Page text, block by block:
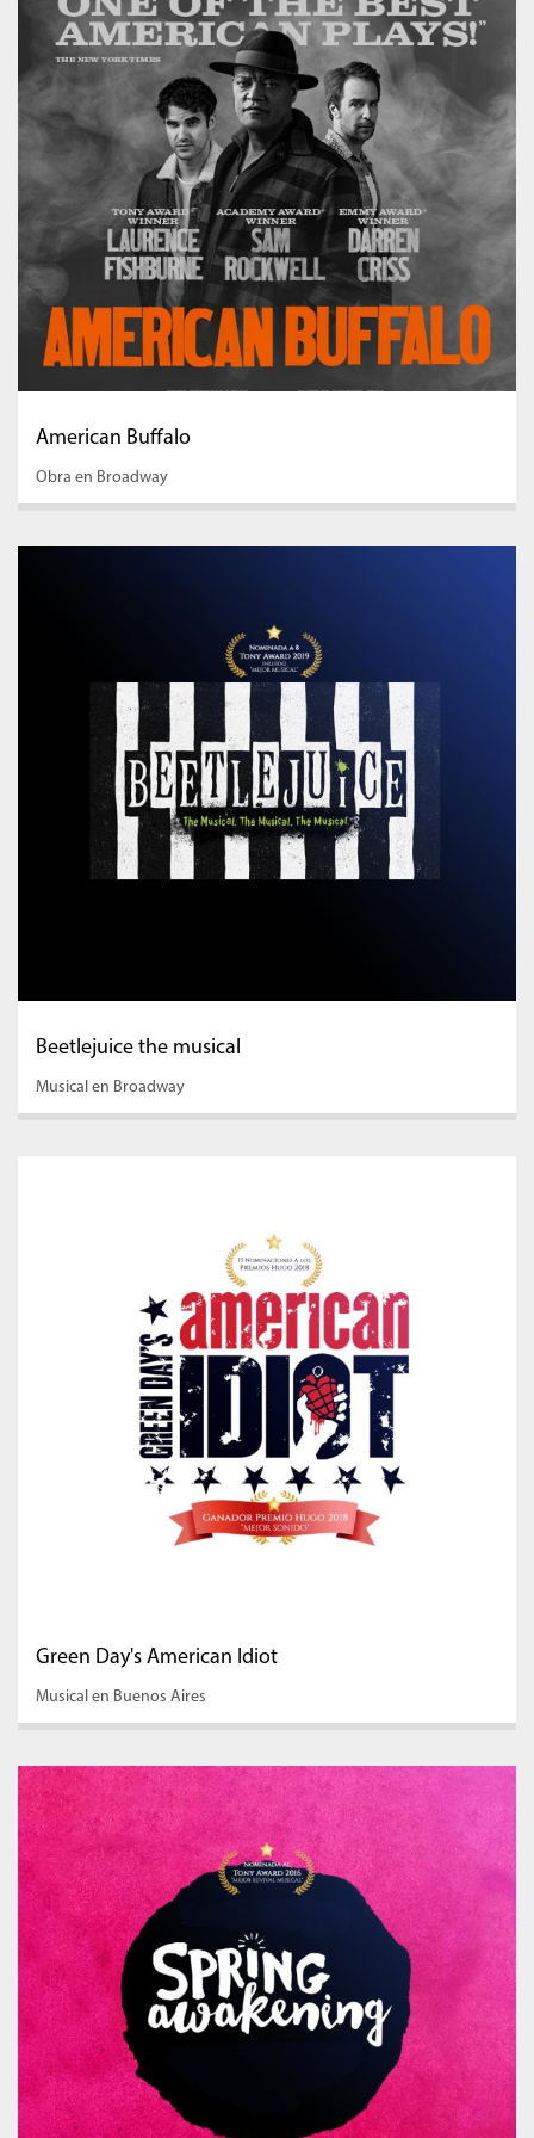
American Buffalo
Obra en Broadway
Beetlejuice the musical
Musical en Broadway
Green Day's American Idiot
Musical en Buenos Aires